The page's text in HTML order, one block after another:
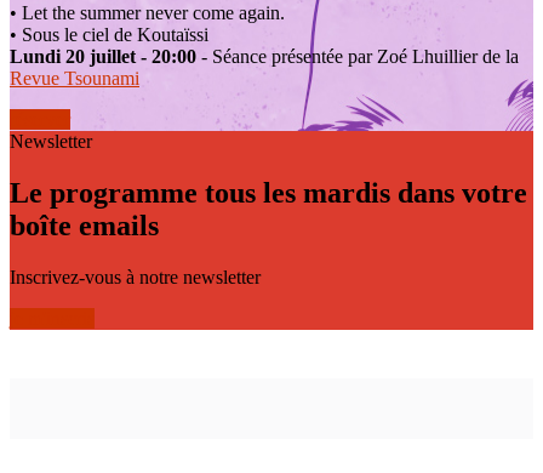
• Let the summer never come again.
• Sous le ciel de Koutaïssi
Lundi 20 juillet - 20:00 - Séance présentée par Zoé Lhuillier de la
Revue Tsounami
Newsletter
Le programme tous les mardis dans votre
boîte emails
Inscrivez-vous à notre newsletter